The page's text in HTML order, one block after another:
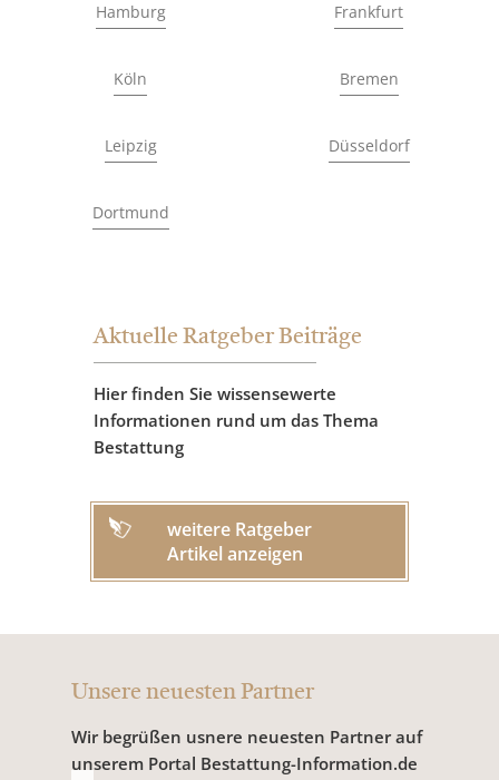
Hamburg Frankfurt
Köln Bremen
Leipzig Düsseldorf
Dortmund
Aktuelle Ratgeber Beiträge
Hier finden Sie wissensewerte
Informationen rund um das Thema
Bestattung
weitere Ratgeber
Artikel anzeigen
Unsere neuesten Partner
Wir begrüßen usnere neuesten Partner auf
unserem Portal Bestattung-Information.de